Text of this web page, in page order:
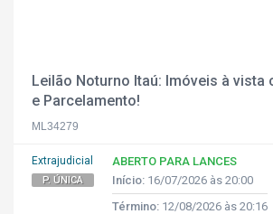
Leilão Noturno Itaú: Imóveis à vista
e Parcelamento!
ML34279
Extrajudicial
P. ÚNICA
ABERTO PARA LANCES
Início: 16/07/2026 às 20:00
Término: 12/08/2026 às 20:16